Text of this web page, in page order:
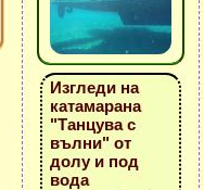
Изгледи на
катамарана
"Танцува с
вълни" от
долу и под
вода